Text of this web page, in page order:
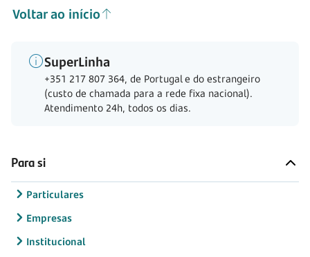
Voltar ao início
SuperLinha
+351 217 807 364, de Portugal e do estrangeiro
(custo de chamada para a rede fixa nacional).
Atendimento 24h, todos os dias.
Para si
Particulares
Empresas
Institucional